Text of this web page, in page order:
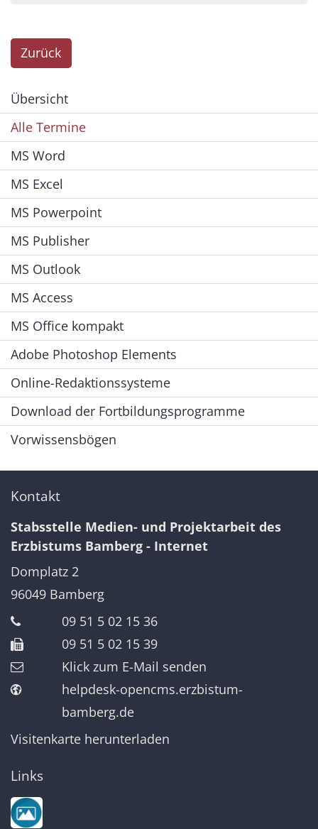
Zurück
Übersicht
Alle Termine
MS Word
MS Excel
MS Powerpoint
MS Publisher
MS Outlook
MS Access
MS Office kompakt
Adobe Photoshop Elements
Online-Redaktionssysteme
Download der Fortbildungsprogramme
Vorwissensbögen
Kontakt
Stabsstelle Medien- und Projektarbeit des
Erzbistums Bamberg - Internet
Domplatz 2
96049 Bamberg
09 51 5 02 15 36
09 51 5 02 15 39
Klick zum E-Mail senden
helpdesk-opencms.erzbistum-
bamberg.de
Visitenkarte herunterladen
Links